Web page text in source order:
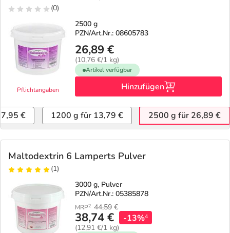
Tierapotheke
Vitamine & Mineralstoffe
Marken
Salus Deals
(0)
Pflichtangaben
2500 g
PZN/Art.Nr.: 08605783
26,89 €
(10,76 €/1 kg)
Artikel verfügbar
Hinzufügen
€ 1200 g für 13,79 € 2500 g für 26,89 €
Maltodextrin 6 Lamperts Pulver
(1)
3000 g, Pulver
PZN/Art.Nr.: 05385878
MRP2 44,59 €
38,74 €
(12,91 €/1 kg)
-13%4